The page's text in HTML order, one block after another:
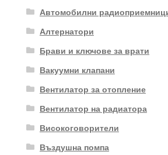
Автомобилни
Алтернатори
Брави и ключове за врати
Вакуумни клапани
Вентилатор за отопление
Вентилатор на радиатора
Високоговорители
Въздушна помпа